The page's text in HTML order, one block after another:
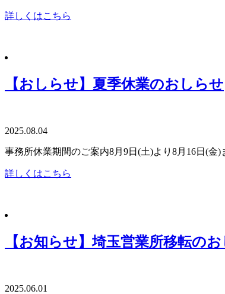
詳しくはこちら
【おしらせ】夏季休業のおしらせ
2025.08.04
事務所休業期間のご案内 8月9日(土)より8月16日(
詳しくはこちら
【お知らせ】埼玉営業所移転の
2025.06.01